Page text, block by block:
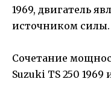
1969, двигатель
источником силы.
Сочетание
Suzuki TS 250